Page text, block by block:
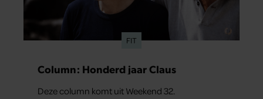
FIT
Column: Honderd jaar Claus
Deze column komt uit Weekend 32.